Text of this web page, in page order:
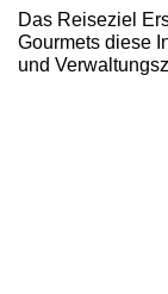
Das Reiseziel
Gourmets diese
und